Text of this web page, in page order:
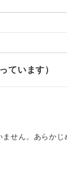
ています）
せん。あらかじ
ので、ご出発の
定したコースです
2席利⽤できま